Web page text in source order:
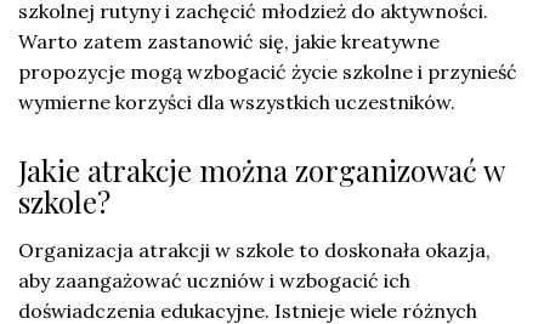
szkolnej rutyny i zachęcić młodzież do aktywności.
Warto zatem zastanowić się, jakie kreatywne
propozycje mogą wzbogacić życie szkolne i przynieść
wymierne korzyści dla wszystkich uczestników.
Jakie atrakcje można zorganizować w
szkole?
Organizacja atrakcji w szkole to doskonała okazja,
aby zaangażować uczniów i wzbogacić ich
doświadczenia edukacyjne. Istnieje wiele różnych